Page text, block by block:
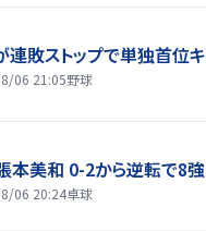
連敗ストップで単独首位
06 21:05野球
本美和 0-2から逆転で8強
06 20:24卓球